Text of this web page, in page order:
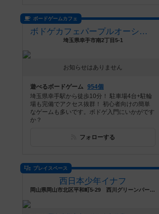
ボードゲームカフェ
ボドゲカフェパープルオーシャン
埼玉県幸手市南2丁目5-1
お知らせはありません
遊べるボードゲーム 954個
埼玉県幸手駅から徒歩10分！ 駐車場4台+駐輪
場も完備でアクセス抜群！ 初心者向けの簡単
なゲームも多いです。ボドゲ入門にいかがです
か？
フォローする
プレイスペース
西日本少年イナフ
岡山県岡山市北区平和町5-29 西川グリーンパーク4F